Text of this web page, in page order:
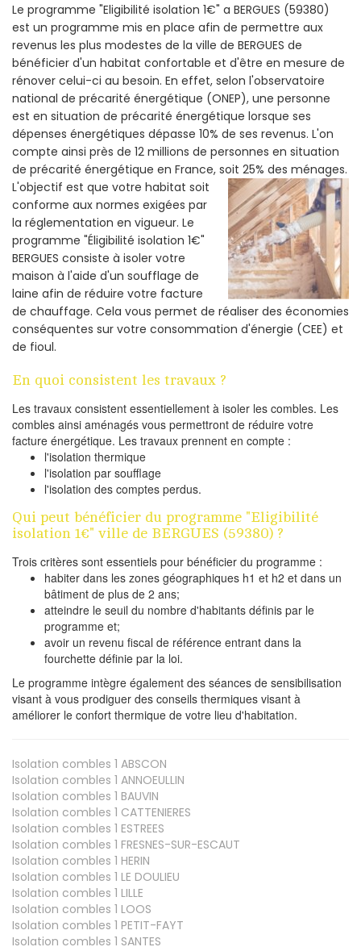
Le programme "Eligibilité isolation 1€" a BERGUES (59380)
est un programme mis en place afin de permettre aux
revenus les plus modestes de la ville de BERGUES de
bénéficier d'un habitat confortable et d'être en mesure de
rénover celui-ci au besoin. En effet, selon l'observatoire
national de précarité énergétique (ONEP), une personne
est en situation de précarité énergétique lorsque ses
dépenses énergétiques dépasse 10% de ses revenus. L'on
compte ainsi près de 12 millions de personnes en situation
de précarité énergétique en France, soit 25% des ménages.
L'objectif est que votre habitat soit
conforme aux normes exigées par
la réglementation en vigueur. Le
programme "Éligibilité isolation 1€"
BERGUES consiste à isoler votre
maison à l'aide d'un soufflage de
laine afin de réduire votre facture
de chauffage. Cela vous permet de réaliser des économies
conséquentes sur votre consommation d'énergie (CEE) et
de fioul.
En quoi consistent les travaux ?
Les travaux consistent essentiellement à isoler les combles. Les
combles ainsi aménagés vous permettront de réduire votre
facture énergétique. Les travaux prennent en compte :
l'isolation thermique
l'isolation par soufflage
l'isolation des comptes perdus.
Qui peut bénéficier du programme "Eligibilité
isolation 1€" ville de BERGUES (59380) ?
Trois critères sont essentiels pour bénéficier du programme :
habiter dans les zones géographiques h1 et h2 et dans un
bâtiment de plus de 2 ans;
atteindre le seuil du nombre d'habitants définis par le
programme et;
avoir un revenu fiscal de référence entrant dans la
fourchette définie par la loi.
Le programme intègre également des séances de sensibilisation
visant à vous prodiguer des conseils thermiques visant à
améliorer le confort thermique de votre lieu d'habitation.
Isolation combles 1 ABSCON
Isolation combles 1 ANNOEULLIN
Isolation combles 1 BAUVIN
Isolation combles 1 CATTENIERES
Isolation combles 1 ESTREES
Isolation combles 1 FRESNES-SUR-ESCAUT
Isolation combles 1 HERIN
Isolation combles 1 LE DOULIEU
Isolation combles 1 LILLE
Isolation combles 1 LOOS
Isolation combles 1 PETIT-FAYT
Isolation combles 1 SANTES